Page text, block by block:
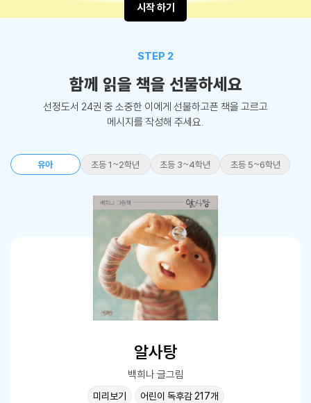
시작 하기
STEP 2
함께 읽을 책을 선물하세요
선정도서 24권 중 소중한 이에게 선물하고픈 책을 고르고
메시지를 작성해 주세요.
유아 초등 1~2학년 초등 3~4학년 초등 5~6학년
알사탕
백희나 글그림
미리보기 어린이 독후감 217개